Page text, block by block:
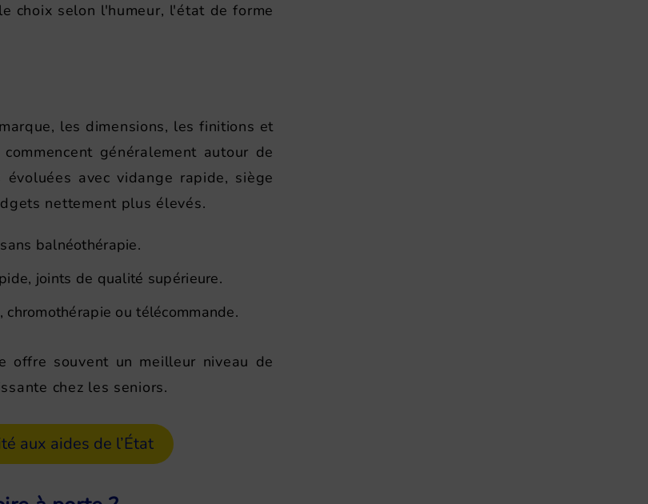
choix selon l'humeur, l'état de forme
les dimensions, les finitions et
généralement autour de
avec vidange rapide, siège
nettement plus élevés.
balnéothérapie.
joints de qualité supérieure.
ou télécommande.
offre souvent un meilleur niveau de
chez les seniors.
aux aides de l’État